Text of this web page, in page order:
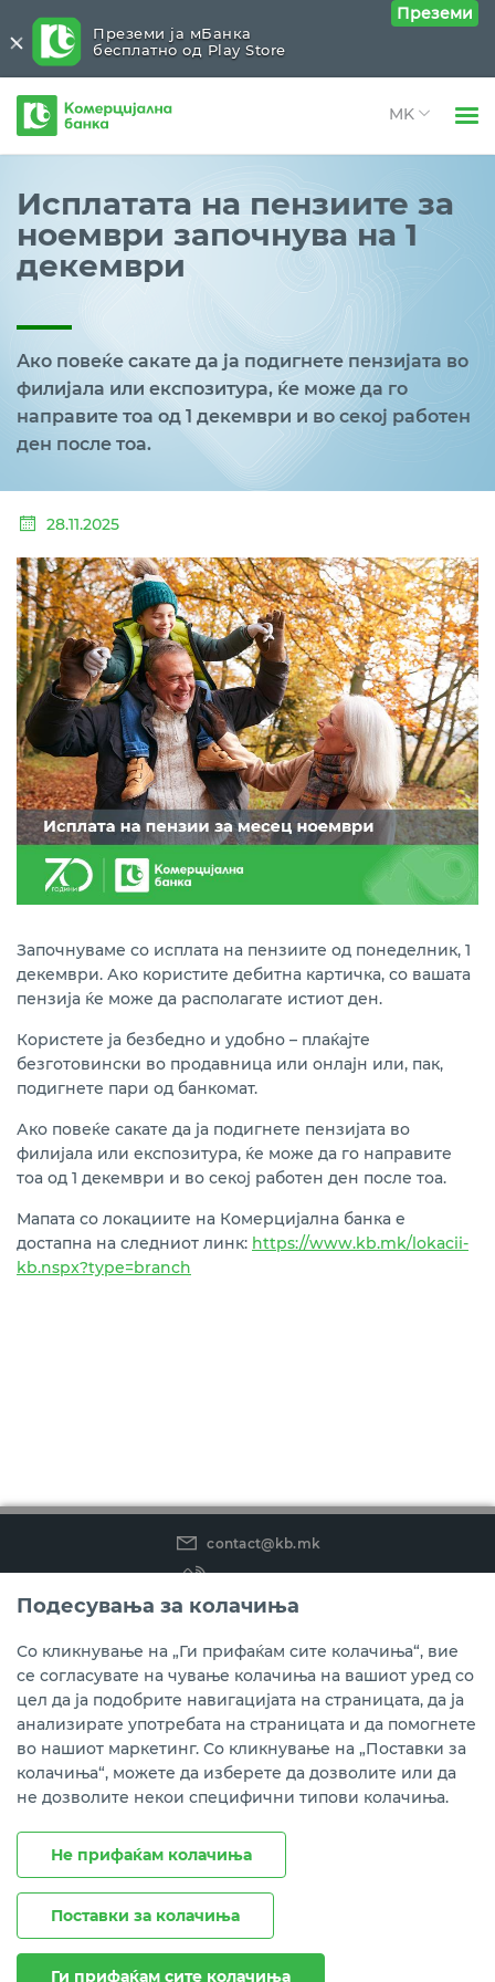
Open
Open
Правни лица
За нас
Блог
Комерцијална
банка
Исплатата на пензиите за
ноември започнува на 1
декември
Ако повеќе сакате да ја подигнете пензијата во
филијала или експозитура, ќе може да го
направите тоа од 1 декември и во секој работен
ден после тоа.
28.11.2025
Започнуваме со исплата на пензиите од понеделник, 1
декември. Ако користите дебитна картичка, со вашата
пензија ќе може да располагате истиот ден.
Користете ја безбедно и удобно – плаќајте
безготовински во продавница или онлајн или, пак,
подигнете пари од банкомат.
Ако повеќе сакате да ја подигнете пензијата во
филијала или експозитура, ќе може да го направите
тоа од 1 декември и во секој работен ден после тоа.
Мапата со локациите на Комерцијална банка е
достапна на следниот линк: https://www.kb.mk/lokacii-
kb.nspx?type=branch
contact@kb.mk
(02) 3 296 800
Instagram
LinkedIn
Youtube
Преземете ја мобилната апликација мБанка.
Политика за колачиња
Подесувања за колачиња
Со кликнување на „Ги прифаќам сите колачиња“, вие
се согласувате на чување колачиња на вашиот уред со
цел да ја подобрите навигацијата на страницата, да ја
анализирате употребата на страницата и да помогнете
во нашиот маркетинг. Со кликнување на „Поставки за
колачиња“, можете да изберете да дозволите или да
не дозволите некои специфични типови колачиња.
Не прифаќам колачиња
Поставки за колачиња
Ги прифаќам сите колачиња
Преземи ја мБанка
бесплатно од Play Store
Преземи